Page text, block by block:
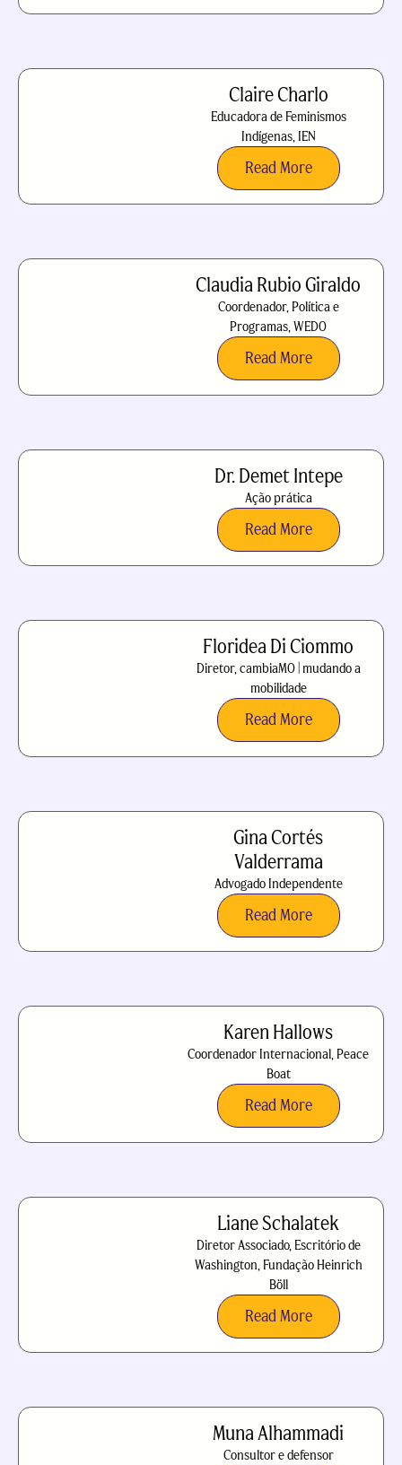
Claire Charlo
Educadora de Feminismos
Indígenas, IEN
Read More
Claudia Rubio Giraldo
Coordenador, Política e
Programas, WEDO
Read More
Dr. Demet Intepe
Ação prática
Read More
Floridea Di Ciommo
Diretor, cambiaMO | mudando a
mobilidade
Read More
Gina Cortés
Valderrama
Advogado Independente
Read More
Karen Hallows
Coordenador Internacional, Peace
Boat
Read More
Liane Schalatek
Diretor Associado, Escritório de
Washington, Fundação Heinrich
Böll
Read More
Muna Alhammadi
Consultor e defensor